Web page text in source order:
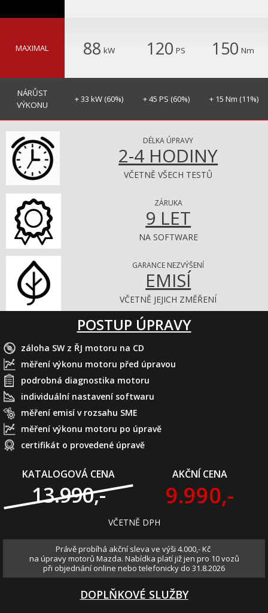
MAXIMAL 88 kW 120 PS 150 Nm
NÁRŮST
VÝKONU
+ 33 kW (60%) + 45 PS (60%) + 15 Nm (11%)
DÉLKA ÚPRAVY
2-4 HODINY
VČETNĚ VŠECH TESTŮ
ZÁRUKA
9 LET
NA SOFTWARE
GARANCE NEZVÝŠENÍ
EMISÍ
VČETNĚ JEJICH ZMĚŘENÍ
POSTUP ÚPRAVY
záloha SW z ŘJ motoru na CD
měření výkonu motoru před úpravou
podrobná diagnostika motoru
individuální nastavení softwaru
měření emisí v rozsahu SME
měření výkonu motoru po úpravě
certifikát o provedené úpravě
KATALOGOVÁ CENA
13.990,-
AKČNÍ CENA
9.990,-
VČETNĚ DPH
Právě probíhá akční sleva ve výši 4.000,- Kč
na úpravy motorů Mazda. Nabídka platí již jen pro 10 vozů
při objednání online nebo telefonicky do 31.8.2026
DOPLŇKOVÉ SLUŽBY